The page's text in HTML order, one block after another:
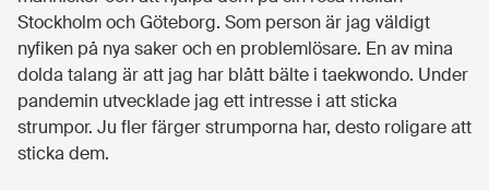
Stockholm och Göteborg. Som person är jag väldigt
nyfiken på nya saker och en problemlösare. En av mina
dolda talang är att jag har blått bälte i taekwondo. Under
pandemin utvecklade jag ett intresse i att sticka
strumpor. Ju fler färger strumporna har, desto roligare att
sticka dem.